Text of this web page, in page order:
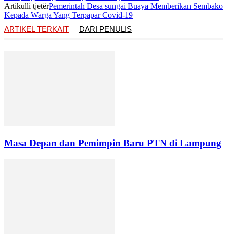
Artikulli tjetërPemerintah Desa sungai Buaya Memberikan Sembako
Kepada Warga Yang Terpapar Covid-19
ARTIKEL TERKAIT
DARI PENULIS
Masa Depan dan Pemimpin Baru PTN di Lampung